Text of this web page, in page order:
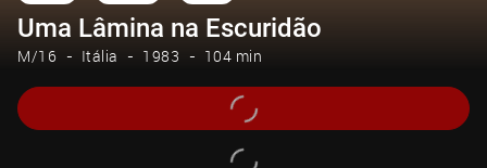
Uma Lâmina na Escuridão
M/16 Itália 1983 104 min